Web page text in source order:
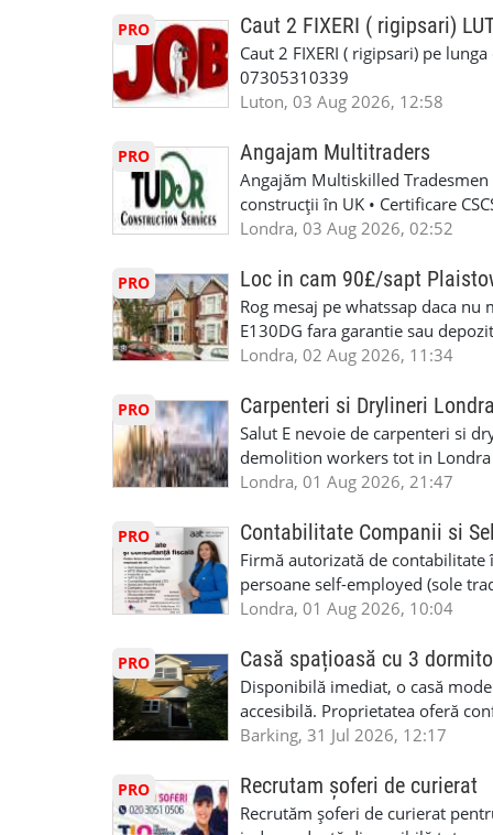
informații, contactați-ne la: 📞
PRO Caut 2 FIXERI ( rigipsari)
Caut 2 FIXERI ( rigipsari) pe
07305310339
Luton, 03 Aug 2026, 12:58
PRO Angajam Multitraders
Angajăm Multiskilled
construcții în UK • Certificare
specializate (căutăm
interioare • Permis de
(reprezintă un avantaj
performanță • £200 – £250 pe
posibilități reale de avansare •
oră pauză de masă) •
Londra, 03 Aug 2026, 02:52
PRO Loc in cam 90£/sapt
Rog mesaj pe whatssap daca nu
E130DG fara garantie sau
fiecare pat beneficiaza de dulap
saptaminal fara garantie sau
de 1/sapt) -tel- 07440366084
Londra, 02 Aug 2026, 11:34
PRO Carpenteri si Drylineri Londra
Salut E nevoie de carpenteri si
demolition workers tot in
Londra, 01 Aug 2026, 21:47
PRO Contabilitate Companii si
Firmă autorizată de contabilitate
persoane self-employed (sole
închiriate (landlords) Serviciile
HMRC: PAYE / VAT / CIS ✔
Consultanță fiscală ✔ Declarații
Corporation Tax ✔ Company
planuri ✔ Cash-flow și previziuni
serviciile noastre? ✔ Suntem
ca tax agents ✔ Suntem
Service Provider), astfel putem
Londra, 01 Aug 2026, 10:04
PRO Casă spațioasă cu 3
Disponibilă imediat, o casă
accesibilă. Proprietatea oferă
sau pentru persoane care caută
disponibilă Locuință recent
facilități locale Condiții:
Barking, 31 Jul 2026, 12:17
PRO Recrutam șoferi de curierat
Recrutăm șoferi de curierat